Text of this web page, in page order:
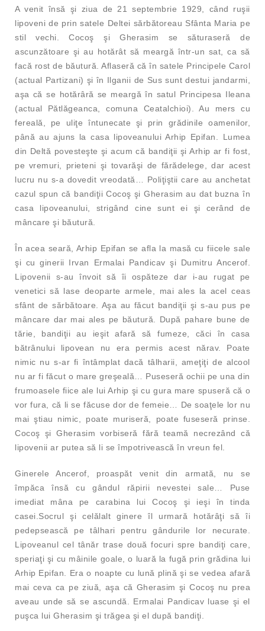
A venit însă şi ziua de 21 septembrie 1929, când ruşii
lipoveni de prin satele Deltei sărbătoreau Sfânta Maria pe
stil vechi. Cocoş şi Gherasim se săturaseră de
ascunzătoare şi au hotărât să meargă într-un sat, ca să
facă rost de băutură. Aflaseră că în satele Principele Carol
(actual Partizani) şi în Ilganii de Sus sunt destui jandarmi,
aşa că se hotărâră se meargă în satul Principesa Ileana
(actual Pătlăgeanca, comuna Ceatalchioi). Au mers cu
fereală, pe uliţe întunecate şi prin grădinile oamenilor,
până au ajuns la casa lipoveanului Arhip Epifan. Lumea
din Deltă povesteşte şi acum că bandiţii şi Arhip ar fi fost,
pe vremuri, prieteni şi tovarăşi de fărădelege, dar acest
lucru nu s-a dovedit vreodată… Poliţiştii care au anchetat
cazul spun că bandiţii Cocoş şi Gherasim au dat buzna în
casa lipoveanului, strigând cine sunt ei şi cerând de
mâncare şi băutură.
În acea seară, Arhip Epifan se afla la masă cu fiicele sale
şi cu ginerii Irvan Ermalai Pandicav şi Dumitru Ancerof.
Lipovenii s-au învoit să îi ospăteze dar i-au rugat pe
venetici să lase deoparte armele, mai ales la acel ceas
sfânt de sărbătoare. Aşa au făcut bandiţii şi s-au pus pe
mâncare dar mai ales pe băutură. După pahare bune de
tărie, bandiţii au ieşit afară să fumeze, căci în casa
bătrânului lipovean nu era permis acest nărav. Poate
nimic nu s-ar fi întâmplat dacă tâlharii, ameţiţi de alcool
nu ar fi făcut o mare greşeală… Puseseră ochii pe una din
frumoasele fiice ale lui Arhip şi cu gura mare spuseră că o
vor fura, că li se făcuse dor de femeie… De soaţele lor nu
mai ştiau nimic, poate muriseră, poate fuseseră prinse.
Cocoş şi Gherasim vorbiseră fără teamă necrezând că
lipovenii ar putea să li se împotrivească în vreun fel.
Ginerele Ancerof, proaspăt venit din armată, nu se
împăca însă cu gândul răpirii nevestei sale… Puse
imediat mâna pe carabina lui Cocoş şi ieşi în tinda
casei.Socrul şi celălalt ginere îl urmară hotărâţi să îi
pedepsească pe tâlhari pentru gândurile lor necurate.
Lipoveanul cel tânăr trase două focuri spre bandiţi care,
speriaţi şi cu mâinile goale, o luară la fugă prin grădina lui
Arhip Epifan. Era o noapte cu lună plină şi se vedea afară
mai ceva ca pe ziuă, aşa că Gherasim şi Cocoş nu prea
aveau unde să se ascundă. Ermalai Pandicav luase şi el
puşca lui Gherasim şi trăgea şi el după bandiţi.